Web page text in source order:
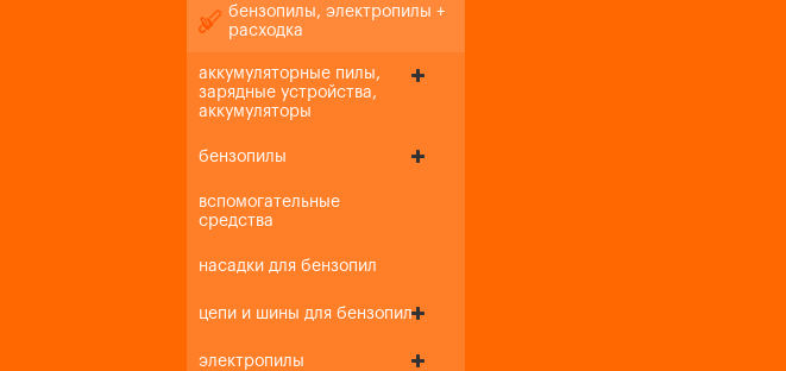
бензопилы, электропилы +
расходка
аккумуляторные пилы,
зарядные устройства,
аккумуляторы
бензопилы
вспомогательные
средства
насадки для бензопил
цепи и шины для бензопил
электропилы